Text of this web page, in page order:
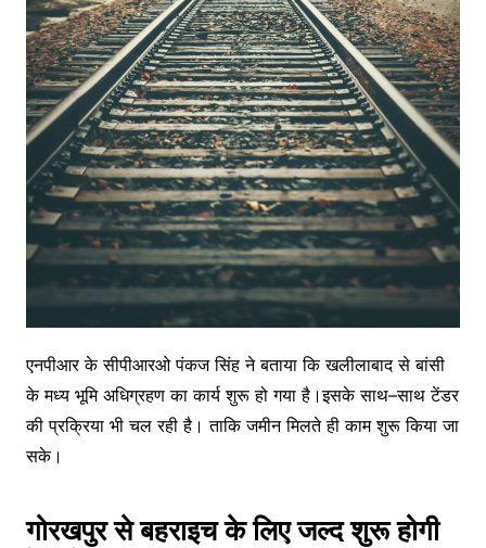
एनपीआर के सीपीआरओ पंकज सिंह ने बताया कि खलीलाबाद से बांसी
के मध्य भूमि अधिग्रहण का कार्य शुरू हो गया है।इसके साथ–साथ टेंडर
की प्रक्रिया भी चल रही है। ताकि जमीन मिलते ही काम शुरू किया जा
सके।
गोरखपुर से बहराइच के लिए जल्द शुरू होगी